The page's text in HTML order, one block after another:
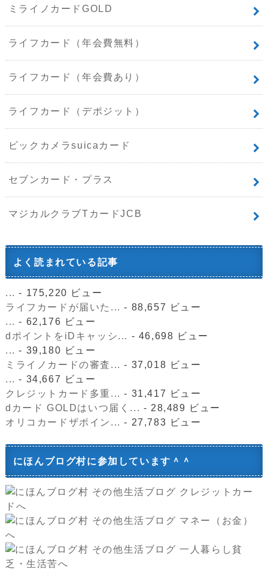
ミライノカードGOLD
ライフカード（年会費無料）
ライフカード（年会費あり）
ライフカード（デポジット）
ビックカメラsuicaカード
セブンカード・プラス
マジカルクラブTカードJCB
よく読まれている記事
... - 175,220 ビュー
ライフカードが届いた... - 88,657 ビュー
... - 62,176 ビュー
dポイントをiDキャッシ... - 46,698 ビュー
... - 39,180 ビュー
ミライノカードの審査... - 37,018 ビュー
... - 34,667 ビュー
クレジットカード多重... - 31,417 ビュー
dカード GOLDはいつ届く... - 28,489 ビュー
オリコカードザポイン... - 27,783 ビュー
にほんブログ村に参加しています＾＾